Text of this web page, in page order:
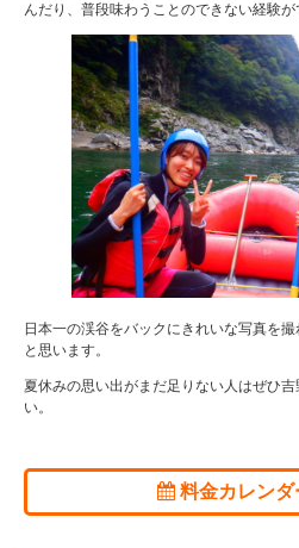
んだり、普段味わうことのできない経験
日本一の渓谷をバックにきれいな写真を
と思います。
夏休みの思い出がまだ足りない人はぜひ
い。
料金カレンダ